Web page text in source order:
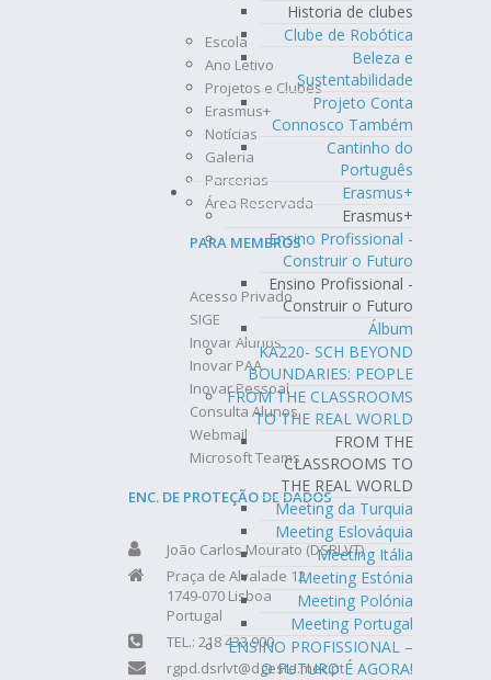
Historia de clubes
Clube de Robótica
Beleza e
Sustentabilidade
Projeto Conta
Connosco Também
Cantinho do
Português
Erasmus+
Erasmus+
Ensino Profissional -
Construir o Futuro
Ensino Profissional -
Construir o Futuro
Álbum
KA220- SCH BEYOND
BOUNDARIES: PEOPLE
FROM THE CLASSROOMS
TO THE REAL WORLD
FROM THE
CLASSROOMS TO
THE REAL WORLD
Meeting da Turquia
Meeting Eslováquia
Meeting Itália
Meeting Estónia
Meeting Polónia
Meeting Portugal
ENSINO PROFISSIONAL –
O FUTURO É AGORA!
Escola
Ano Letivo
Projetos e Clubes
Erasmus+
Notícias
Galeria
Parcerias
Área Reservada
PARA MEMBROS
Acesso Privado
SIGE
Inovar Alunos
Inovar PAA
Inovar Pessoal
Consulta Alunos
Webmail
Microsoft Teams
ENC. DE PROTEÇÃO DE DADOS
João Carlos Mourato (DSRLVT)
Praça de Alvalade 12
1749-070 Lisboa
Portugal
TEL.: 218 433 900
rgpd.dsrlvt@dgeste.mec.pt